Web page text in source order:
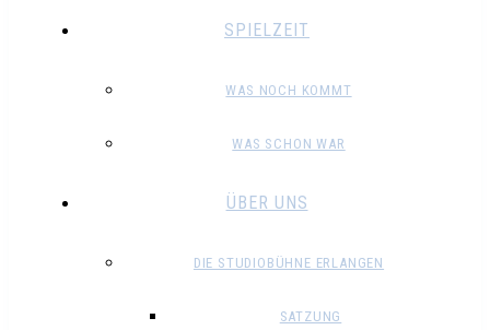
SPIELZEIT
WAS NOCH KOMMT
WAS SCHON WAR
ÜBER UNS
DIE STUDIOBÜHNE ERLANGEN
SATZUNG